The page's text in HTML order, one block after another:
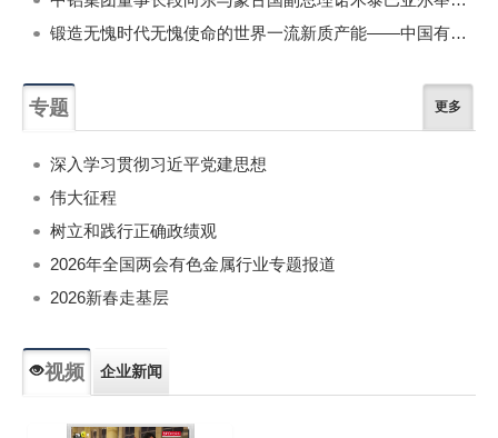
锻造无愧时代无愧使命的世界一流新质产能——中国有色金属工业的战略应对与破局之道（二）
专题 更多
深入学习贯彻习近平党建思想
伟大征程
树立和践行正确政绩观
2026年全国两会有色金属行业专题报道
2026新春走基层
视频 企业新闻